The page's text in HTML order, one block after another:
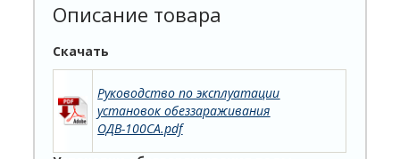
Описание товара
Скачать
Руководство по эксплуатации
установок обеззараживания
ОДВ-100СА.pdf